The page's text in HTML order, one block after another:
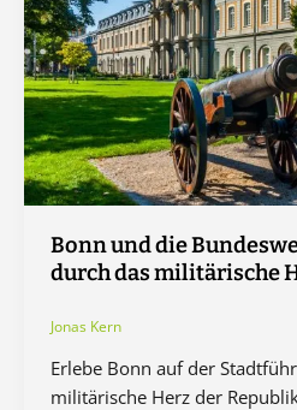
Bonn und die
durch das militärische
Jonas Kern
Erlebe Bonn auf der
militärische Herz der